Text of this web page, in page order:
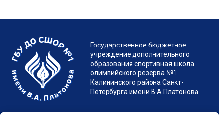
Санкт-Петербург, Гражданский пр. д.7 лит. А
spb.platonovschool@yandex.ru
+7 (812) 246-30-20